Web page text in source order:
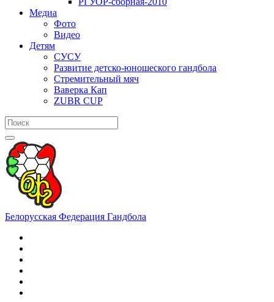
Медиа
Фото
Видео
Детям
СУСУ
Развитие детско-юношеского гандбола
Стремительный мяч
Ваверка Кап
ZUBR CUP
Белорусская Федерация Гандбола